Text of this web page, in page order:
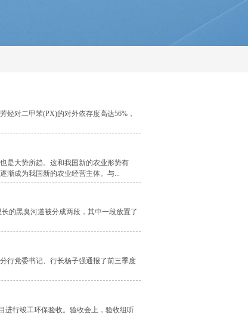
对二甲苯(PX)的对外依存度高达56%，
大势所趋。这和我国新的农业形势有
渐成为我国新的农业经营主体。与...
黑臭河道被分成两段，其中一段放置了
行党委书记、行长杨子强通报了前三季度
进行竣工环保验收。验收会上，验收组听